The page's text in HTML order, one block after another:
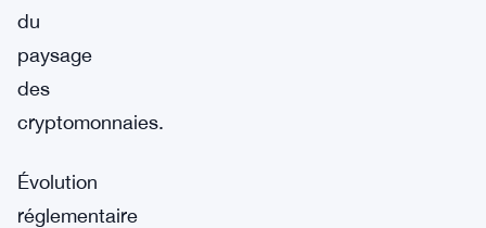
du
paysage
des
cryptomonnaies.
Évolution
réglementaire